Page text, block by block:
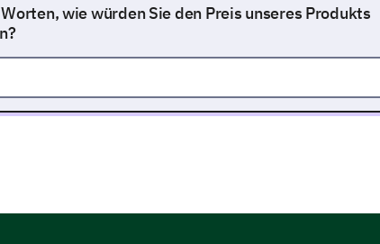
wie würden Sie den Preis unseres Produkts